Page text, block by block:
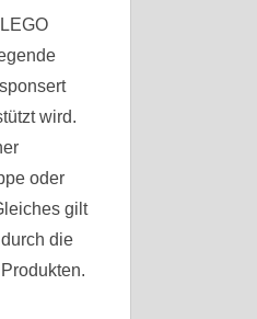
wird.
oder
gilt
die